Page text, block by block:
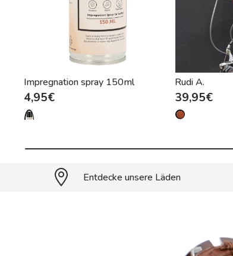
Impregnation spray 150ml
4,95€
Rudi A.
39,95€
Entdecke unsere Läden